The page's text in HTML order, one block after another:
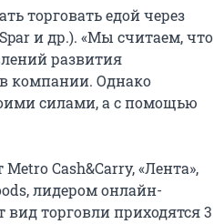
торговать едой через
и др.). «Мы считаем, что
развития
в компании. Однако
силами, а с помощью
Cash&Carry, «Лента»,
лидером онлайн-
вид торговли приходятся 3